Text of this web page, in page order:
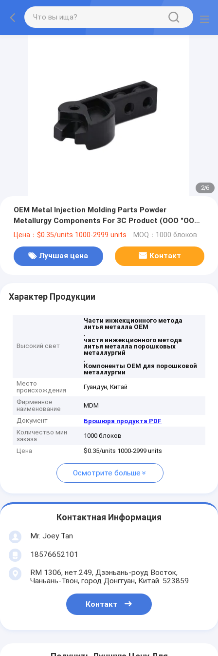
2/6
OEM Metal Injection Molding Parts Powder
Metallurgy Components For 3C Product (ООО "ООО
"ООО "ООО "ООО "ООО "ООО "ООО "ООО "ООО "ООО
"ООО "ООО "ООО "ООО "ООО "ООО "ООО "ООО "ООО
"ООО "ООО "ООО "ООО "ООО "ООО "ООО "ООО "ООО
Цена：$0.35/units 1000-2999 units MOQ：1000 блоков
Лучшая цена Контакт
Характер Продукции
Высокий свет
Части инжекционного метода
литья металла OEM
,
части инжекционного метода
литья металла порошковых
металлургий
,
Компоненты OEM для порошковой
металлургии
Место
происхождения
Гуандун, Китай
Фирменное
наименование
MDM
Документ
Брошюра продукта PDF
Количество мин
заказа
1000 блоков
Цена $0.35/units 1000-2999 units
Осмотрите больше
Контактная Информация
Mr. Joey Tan
18576652101
RM 1306, нет.249, Дзэньань-роуд Восток,
Чаньань-Твон, город Донггуан, Китай. 523859
Контакт